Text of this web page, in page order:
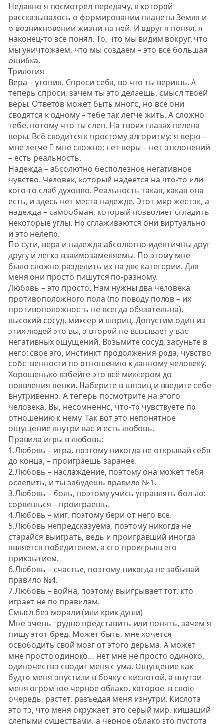
Недавно я посмотрел передачу, в которой
рассказывалось о формировании планеты Земля и
о возникновении жизни на ней. И вдруг я понял, я
наконец-то всё понял. То, что мы видим вокруг, что
мы уничтожаем, что мы создаём – это всё большая
ошибка.
Трилогия
Вера – утопия. Спроси себя, во что ты веришь. А
теперь спроси, зачем ты это делаешь, смысл твоей
веры. Ответов может быть много, но все они
сводятся к одному – тебе так легче жить. А сложно
тебе, потому что ты слеп. На твоих глазах пелена
веры. Всё сводится к простому алгоритму: я верю –
мне легче  мне сложно; нет веры – нет отклонений
– есть реальность.
Надежда – абсолютно бесполезное негативное
чувство. Человек, который надеется на что-то или
кого-то слаб духовно. Реальность такая, какая она
есть, и здесь нет места надежде. Этот мир жесток, а
надежда – самообман, который позволяет сгладить
некоторые углы. Но сглаживаются они виртуально
и это нелепо.
По сути, вера и надежда абсолютно идентичны друг
другу и легко взаимозаменяемы. По этому мне
было сложно разделить их на две категории. Для
меня они просто пишутся по-разному.
Любовь – это просто. Нам нужны два человека
противоположного пола (по поводу полов – их
противоположность не всегда обязательна),
высокий сосуд, миксер и шприц. Допустим один из
этих людей это вы, а второй не вызывает у вас
негативных ощущений. Возьмите сосуд, засуньте в
него: своё эго, инстинкт продолжения рода, чувство
собственности по отношению к данному человеку.
Хорошенько взбейте это всё миксером до
появления пенки. Наберите в шприц и введите себе
внутривенно. А теперь посмотрите на этого
человека. Вы, несомненно, что-то чувствуете по
отношению к нему. Так вот это непонятное
ощущение внутри вас и есть любовь.
Правила игры в любовь:
1.Любовь – игра, поэтому никогда не открывай себя
до конца, – проиграешь заранее.
2.Любовь – наслаждение, поэтому она может тебя
ослепить, и ты забудешь правило №1.
3.Любовь – боль, поэтому учись управлять болью:
сорвешься – проиграешь.
4.Любовь – миг, поэтому бери от него все.
5.Любовь непредсказуема, поэтому никогда не
старайся выиграть, ведь и проигравший иногда
является победителем, а его проигрыш его
прикрытием.
6.Любовь – счастье, поэтому никогда не забывай
правило №4.
7.Любовь – война, поэтому выигрывает тот, кто
играет не по правилам.
Смысл без морали (или крик души)
Мне очень трудно представить или понять, зачем я
пишу этот бред. Может быть, мне хочется
освободить свой мозг от этого дерьма. А может
мне просто одиноко… нет мне не просто одиноко,
одиночество сводит меня с ума. Ощущение как
будто меня опустили в бочку с кислотой, а внутри
меня огромное черное облако, которое, в свою
очередь, растет, разъедая меня изнутри. Кислота
это то, что меня окружает, это серый мир, кишащий
слепыми существами, а черное облако это пустота